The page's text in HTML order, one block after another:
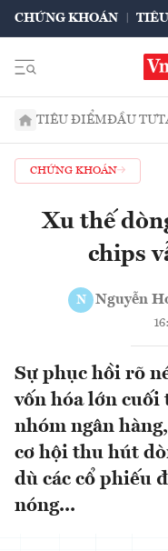
CHỨNG KHOÁN
TIÊU ĐIỂMĐẦU TƯ
CHỨNG KHOÁN
Xu thế
chips
N Nguyễn
Sự phục hồi rõ
vốn hóa lớn cuối
nhóm ngân
cơ hội thu hút
dù các cổ phiếu
nóng...